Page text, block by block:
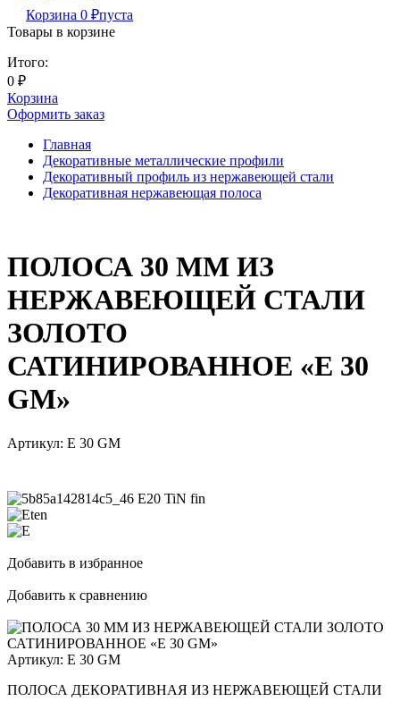
Корзина 0 ₽пуста
Товары в корзине
Итого:
0 ₽
Корзина
Оформить заказ
Главная
Декоративные металлические профили
Декоративный профиль из нержавеющей стали
Декоративная нержавеющая полоса
ПОЛОСА 30 ММ ИЗ
НЕРЖАВЕЮЩЕЙ СТАЛИ
ЗОЛОТО
САТИНИРОВАННОЕ «E 30
GM»
Артикул: E 30 GM
Добавить в избранное
Добавить к сравнению
Артикул: E 30 GM
ПОЛОСА ДЕКОРАТИВНАЯ ИЗ НЕРЖАВЕЮЩЕЙ СТАЛИ